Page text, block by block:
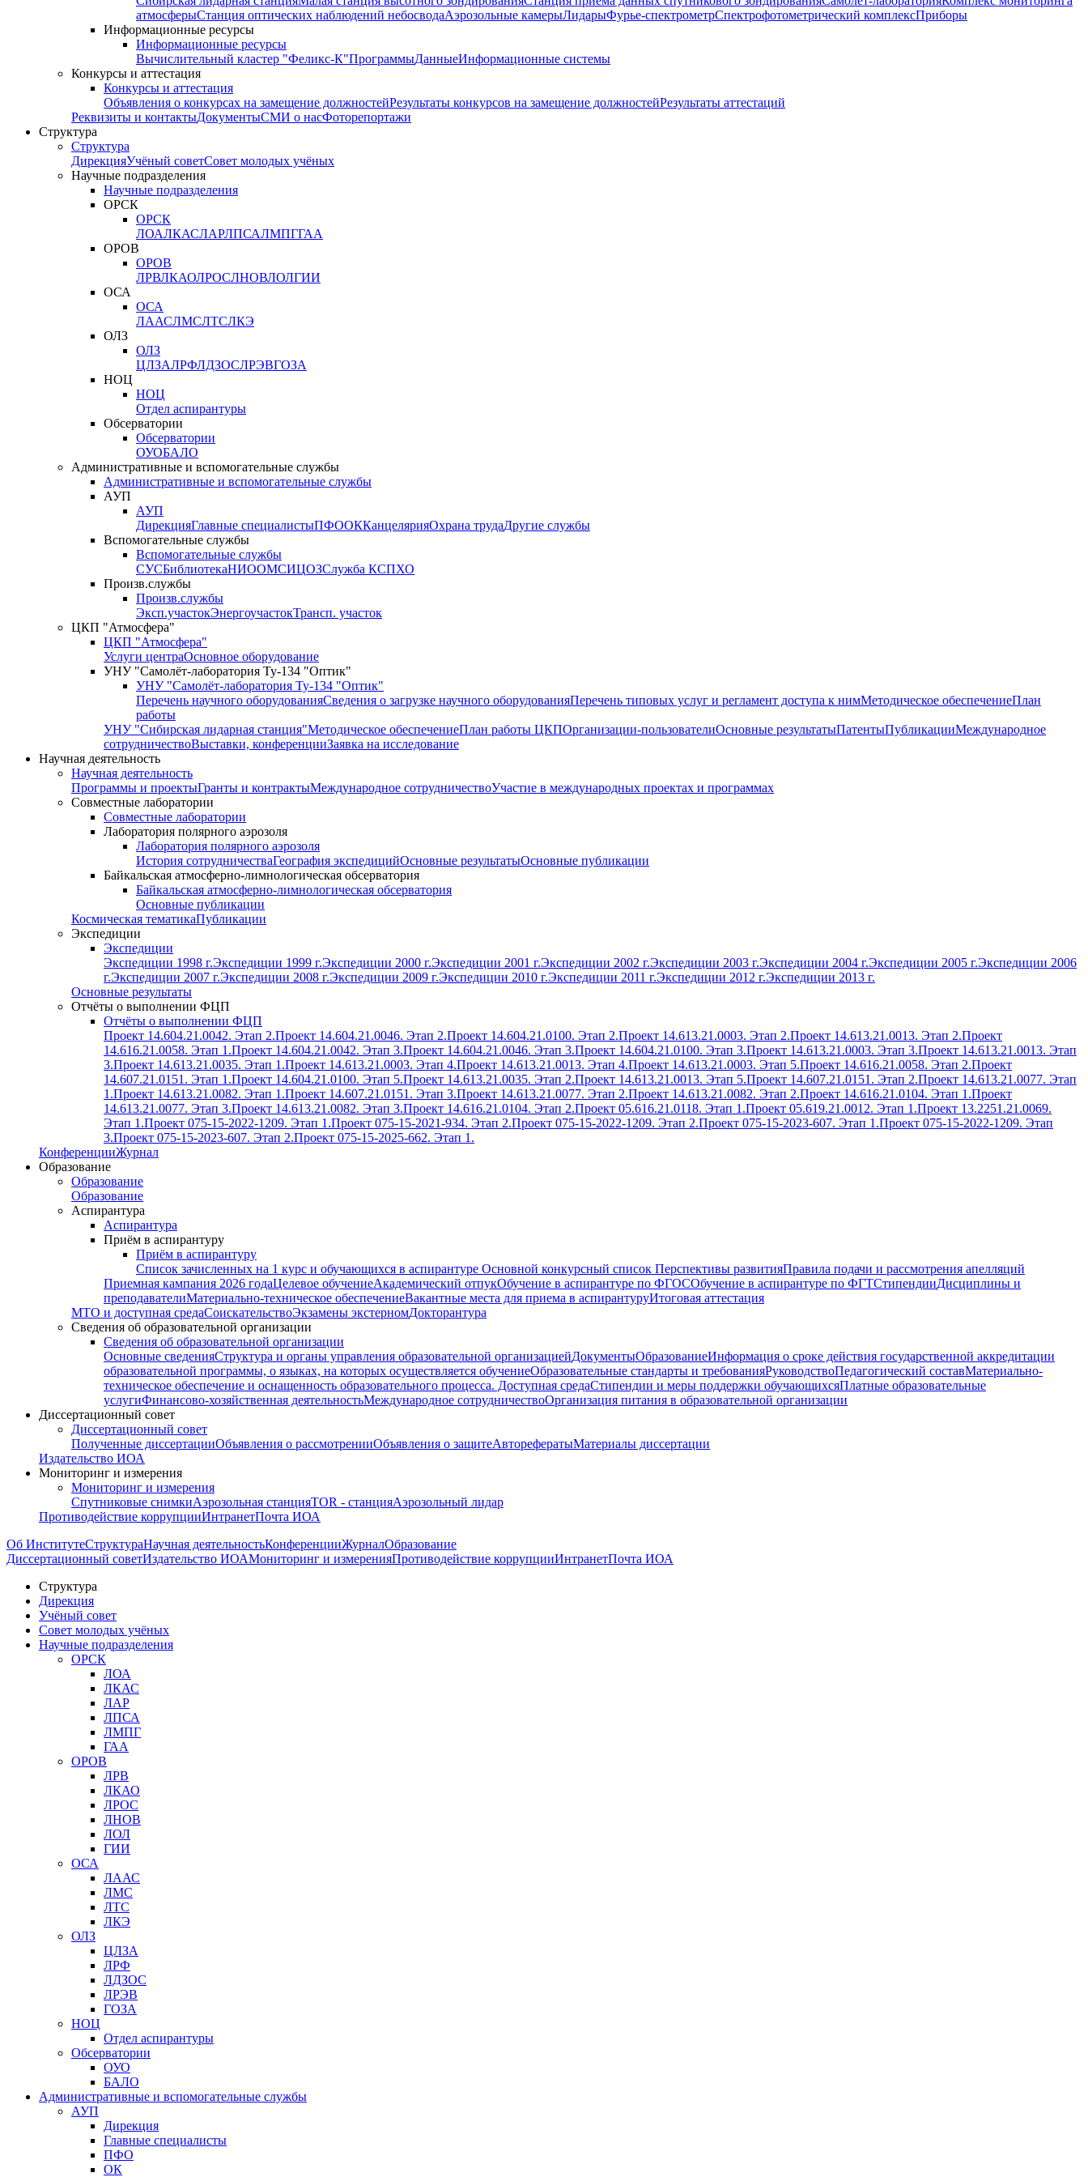
атмосферыСтанция оптических наблюдений небосводаАэрозольные камерыЛидарыФурье-спектрометрСпектрофотометрический комплексПриборы
Информационные ресурсы
Информационные ресурсы
Вычислительный кластер "Феликс-К"ПрограммыДанныеИнформационные системы
Конкурсы и аттестация
Конкурсы и аттестация
Объявления о конкурсах на замещение должностейРезультаты конкурсов на замещение должностейРезультаты аттестаций
Реквизиты и контактыДокументыСМИ о насФоторепортажи
Структура
Структура
ДирекцияУчёный советСовет молодых учёных
Научные подразделения
Научные подразделения
ОРСК
ОРСК
ЛОАЛКАСЛАРЛПСАЛМПГГАА
ОРОВ
ОРОВ
ЛРВЛКАОЛРОСЛНОВЛОЛГИИ
ОСА
ОСА
ЛААСЛМСЛТСЛКЭ
ОЛЗ
ОЛЗ
ЦЛЗАЛРФЛДЗОСЛРЭВГОЗА
НОЦ
НОЦ
Отдел аспирантуры
Обсерватории
Обсерватории
ОУОБАЛО
Административные и вспомогательные службы
Административные и вспомогательные службы
АУП
АУП
ДирекцияГлавные специалистыПФООККанцелярияОхрана трудаДругие службы
Вспомогательные службы
Вспомогательные службы
СУСБиблиотекаНИООМСИЦОЗСлужба КСПХО
Произв.службы
Произв.службы
Эксп.участокЭнергоучастокТрансп. участок
ЦКП "Атмосфера"
ЦКП "Атмосфера"
Услуги центраОсновное оборудование
УНУ "Самолёт-лаборатория Ту-134 "Оптик"
УНУ "Самолёт-лаборатория Ту-134 "Оптик"
Перечень научного оборудованияСведения о загрузке научного оборудованияПеречень типовых услуг и регламент доступа к нимМетодическое обеспечениеПлан
работы
УНУ "Сибирская лидарная станция"Методическое обеспечениеПлан работы ЦКПОрганизации-пользователиОсновные результатыПатентыПубликацииМеждународное
сотрудничествоВыставки, конференцииЗаявка на исследование
Научная деятельность
Научная деятельность
Программы и проектыГранты и контрактыМеждународное сотрудничествоУчастие в международных проектах и программах
Совместные лаборатории
Совместные лаборатории
Лаборатория полярного аэрозоля
Лаборатория полярного аэрозоля
История сотрудничестваГеография экспедицийОсновные результатыОсновные публикации
Байкальская атмосферно-лимнологическая обсерватория
Байкальская атмосферно-лимнологическая обсерватория
Основные публикации
Космическая тематикаПубликации
Экспедиции
Экспедиции
Экспедиции 1998 г.Экспедиции 1999 г.Экспедиции 2000 г.Экспедиции 2001 г.Экспедиции 2002 г.Экспедиции 2003 г.Экспедиции 2004 г.Экспедиции 2005 г.Экспедиции 2006
г.Экспедиции 2007 г.Экспедиции 2008 г.Экспедиции 2009 г.Экспедиции 2010 г.Экспедиции 2011 г.Экспедиции 2012 г.Экспедиции 2013 г.
Основные результаты
Отчёты о выполнении ФЦП
Отчёты о выполнении ФЦП
Проект 14.604.21.0042. Этап 2.Проект 14.604.21.0046. Этап 2.Проект 14.604.21.0100. Этап 2.Проект 14.613.21.0003. Этап 2.Проект 14.613.21.0013. Этап 2.Проект
14.616.21.0058. Этап 1.Проект 14.604.21.0042. Этап 3.Проект 14.604.21.0046. Этап 3.Проект 14.604.21.0100. Этап 3.Проект 14.613.21.0003. Этап 3.Проект 14.613.21.0013. Этап
3.Проект 14.613.21.0035. Этап 1.Проект 14.613.21.0003. Этап 4.Проект 14.613.21.0013. Этап 4.Проект 14.613.21.0003. Этап 5.Проект 14.616.21.0058. Этап 2.Проект
14.607.21.0151. Этап 1.Проект 14.604.21.0100. Этап 5.Проект 14.613.21.0035. Этап 2.Проект 14.613.21.0013. Этап 5.Проект 14.607.21.0151. Этап 2.Проект 14.613.21.0077. Этап
1.Проект 14.613.21.0082. Этап 1.Проект 14.607.21.0151. Этап 3.Проект 14.613.21.0077. Этап 2.Проект 14.613.21.0082. Этап 2.Проект 14.616.21.0104. Этап 1.Проект
14.613.21.0077. Этап 3.Проект 14.613.21.0082. Этап 3.Проект 14.616.21.0104. Этап 2.Проект 05.616.21.0118. Этап 1.Проект 05.619.21.0012. Этап 1.Проект 13.2251.21.0069.
Этап 1.Проект 075-15-2022-1209. Этап 1.Проект 075-15-2021-934. Этап 2.Проект 075-15-2022-1209. Этап 2.Проект 075-15-2023-607. Этап 1.Проект 075-15-2022-1209. Этап
3.Проект 075-15-2023-607. Этап 2.Проект 075-15-2025-662. Этап 1.
КонференцииЖурнал
Образование
Образование
Образование
Аспирантура
Аспирантура
Приём в аспирантуру
Приём в аспирантуру
Список зачисленных на 1 курс и обучающихся в аспирантуре Основной конкурсный список Перспективы развитияПравила подачи и рассмотрения апелляций
Приемная кампания 2026 годаЦелевое обучениеАкадемический отпукОбучение в аспирантуре по ФГОСОбучение в аспирантуре по ФГТСтипендииДисциплины и
преподавателиМатериально-техническое обеспечениеВакантные места для приема в аспирантуруИтоговая аттестация
МТО и доступная средаСоискательствоЭкзамены экстерномДокторантура
Сведения об образовательной организации
Сведения об образовательной организации
Основные сведенияСтруктура и органы управления образовательной организациейДокументыОбразованиеИнформация о сроке действия государственной аккредитации
образовательной программы, о языках, на которых осуществляется обучениеОбразовательные стандарты и требованияРуководствоПедагогический составМатериально-
техническое обеспечение и оснащенность образовательного процесса. Доступная средаСтипендии и меры поддержки обучающихсяПлатные образовательные
услугиФинансово-хозяйственная деятельностьМеждународное сотрудничествоОрганизация питания в образовательной организации
Диссертационный совет
Диссертационный совет
Полученные диссертацииОбъявления о рассмотренииОбъявления о защитеАвторефератыМатериалы диссертации
Издательство ИОА
Мониторинг и измерения
Мониторинг и измерения
Спутниковые снимкиАэрозольная станцияTOR - станцияАэрозольный лидар
Противодействие коррупцииИнтранетПочта ИОА
Об ИнститутеСтруктураНаучная деятельностьКонференцииЖурналОбразование
Диссертационный советИздательство ИОАМониторинг и измеренияПротиводействие коррупцииИнтранетПочта ИОА
Структура
Дирекция
Учёный совет
Совет молодых учёных
Научные подразделения
ОРСК
ЛОА
ЛКАС
ЛАР
ЛПСА
ЛМПГ
ГАА
ОРОВ
ЛРВ
ЛКАО
ЛРОС
ЛНОВ
ЛОЛ
ГИИ
ОСА
ЛААС
ЛМС
ЛТС
ЛКЭ
ОЛЗ
ЦЛЗА
ЛРФ
ЛДЗОС
ЛРЭВ
ГОЗА
НОЦ
Отдел аспирантуры
Обсерватории
ОУО
БАЛО
Административные и вспомогательные службы
АУП
Дирекция
Главные специалисты
ПФО
ОК